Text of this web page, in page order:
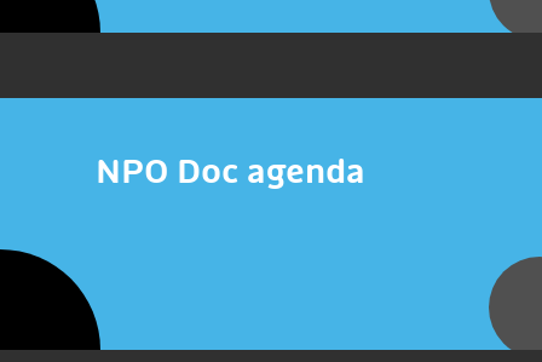
NPO Doc agenda